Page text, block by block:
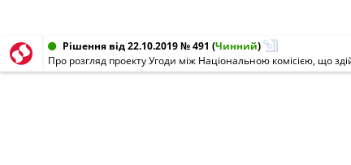
Рішення від 22.10.2019 № 491 (Чинний)